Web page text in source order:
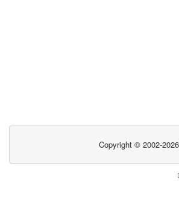
Copyright © 2002-2026